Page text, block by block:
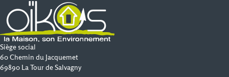
Siège social
60 Chemin du Jacquemet
69890 La Tour de Salvagny